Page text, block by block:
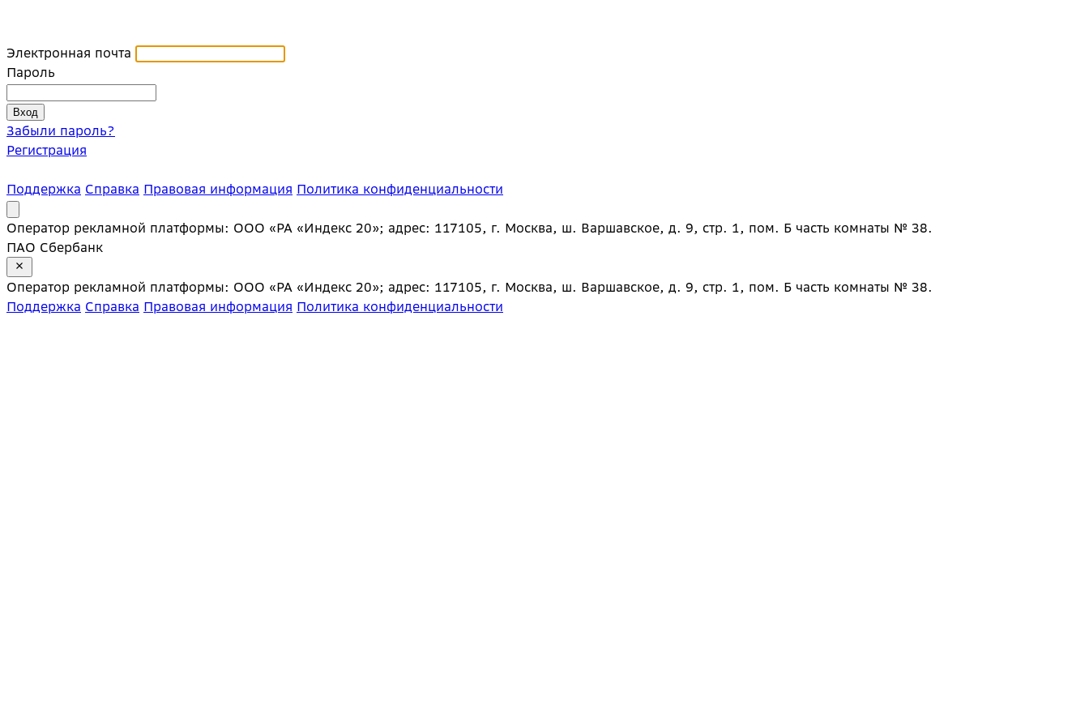
Электронная почта
Пароль
Забыли пароль?
Регистрация
Поддержка Справка Правовая информация Политика конфиденциальности
Оператор рекламной платформы: ООО «РА «Индекс 20»; адрес: 117105, г. Москва, ш. Варшавское, д. 9, стр. 1, пом. Б часть комнаты № 38.
ПАО Сбербанк
Оператор рекламной платформы: ООО «РА «Индекс 20»; адрес: 117105, г. Москва, ш. Варшавское, д. 9, стр. 1, пом. Б часть комнаты № 38.
Поддержка Справка Правовая информация Политика конфиденциальности